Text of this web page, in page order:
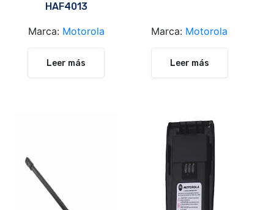
HAF4013
Marca: Motorola
Leer más
Marca: Motorola
Leer más